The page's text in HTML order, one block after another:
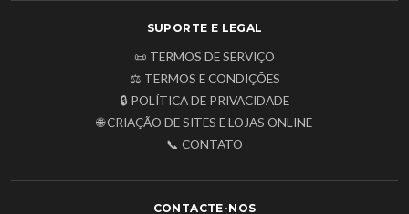
SUPORTE E LEGAL
📜 TERMOS DE SERVIÇO
⚖️ TERMOS E CONDIÇÕES
🔒 POLÍTICA DE PRIVACIDADE
🌐 CRIAÇÃO DE SITES E LOJAS ONLINE
📞 CONTATO
CONTACTE-NOS